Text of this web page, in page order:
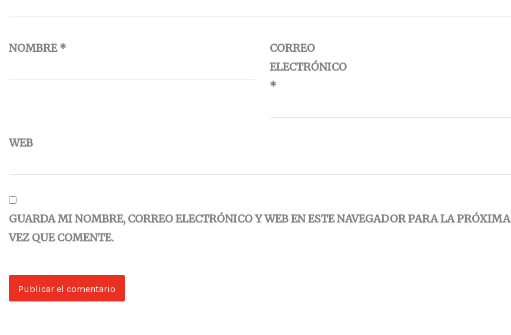
NOMBRE*
CORREO
ELECTRÓNICO
*
WEB
GUARDA MI NOMBRE, CORREO ELECTRÓNICO Y WEB EN ESTE NAVEGADOR PARA LA PRÓXIMA
VEZ QUE COMENTE.